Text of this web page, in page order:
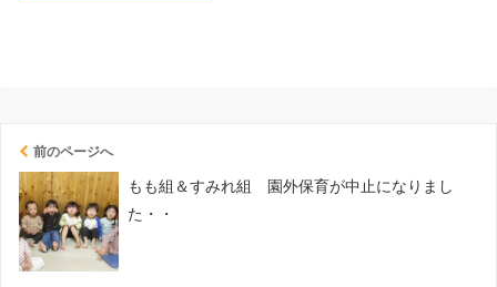
前のページへ
もも組＆すみれ組 園外保育が中止になりまし
た・・